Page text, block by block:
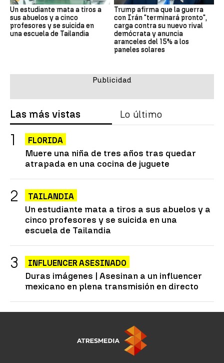
Un estudiante mata a tiros a
sus abuelos y a cinco
profesores y se suicida en
una escuela de Tailandia
Trump afirma que la guerra
con Irán "terminará pronto",
carga contra su nuevo rival
demócrata y anuncia
aranceles del 15% a los
paneles solares
Las más vistas Lo último
FLORIDA
Muere una niña de tres años tras quedar
atrapada en una cocina de juguete
TAILANDIA
Un estudiante mata a tiros a sus abuelos y a
cinco profesores y se suicida en una
escuela de Tailandia
INFLUENCER ASESINADO
Duras imágenes | Asesinan a un influencer
mexicano en plena transmisión en directo